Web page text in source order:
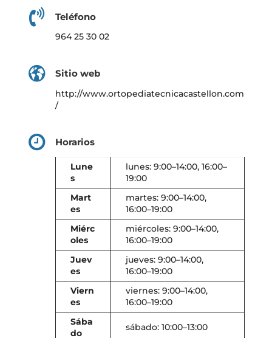
Teléfono
964 25 30 02
Sitio web
http://www.ortopediatecnicacastellon.com
/
Horarios
Lune
s
lunes: 9:00–14:00, 16:00–
19:00
Mart
es
martes: 9:00–14:00,
16:00–19:00
Miérc
oles
miércoles: 9:00–14:00,
16:00–19:00
Juev
es
jueves: 9:00–14:00,
16:00–19:00
Viern
es
viernes: 9:00–14:00,
16:00–19:00
Sába
do
sábado: 10:00–13:00